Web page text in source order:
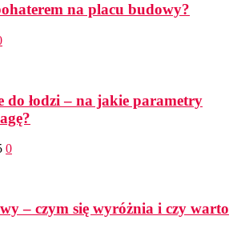
na placu budowy?
do łodzi – na jakie parametry
0
– czym się wyróżnia i czy warto